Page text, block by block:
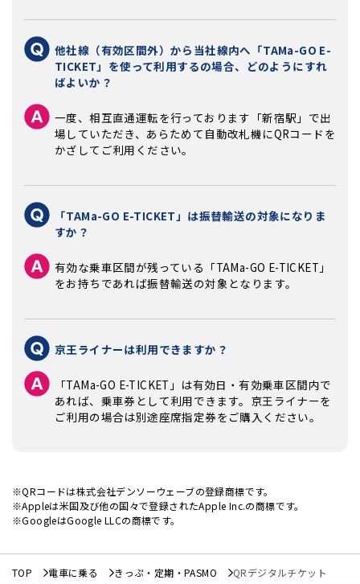
他社線（有効区間外）から当社線内へ「TAMa-GO E-
TICKET」を使って利用するの場合、どのようにすれ
ばよいか？
一度、相互直通運転を行っております「新宿駅」で出
場していただき、あらためて自動改札機にQRコードを
かざしてご利用ください。
「TAMa-GO E-TICKET」は振替輸送の対象になりま
すか？
有効な乗車区間が残っている「TAMa-GO E-TICKET」
をお持ちであれば振替輸送の対象となります。
京王ライナーは利用できますか？
「TAMa-GO E-TICKET」は有効日・有効乗車区間内で
あれば、乗車券として利用できます。京王ライナーを
ご利用の場合は別途座席指定券をご購入ください。
※QRコードは株式会社デンソーウェーブの登録商標です。
※Appleは米国及び他の国々で登録されたApple Inc.の商標です。
※GoogleはGoogle LLCの商標です。
TOP 電車に乗る きっぷ・定期・PASMO QRデジタルチケット